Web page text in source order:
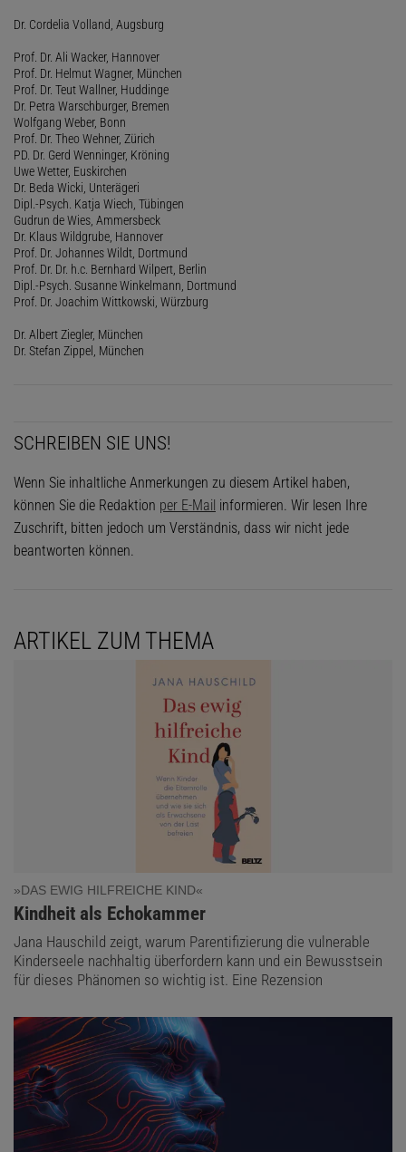
Dr. Cordelia Volland, Augsburg
Prof. Dr. Ali Wacker, Hannover
Prof. Dr. Helmut Wagner, München
Prof. Dr. Teut Wallner, Huddinge
Dr. Petra Warschburger, Bremen
Wolfgang Weber, Bonn
Prof. Dr. Theo Wehner, Zürich
PD. Dr. Gerd Wenninger, Kröning
Uwe Wetter, Euskirchen
Dr. Beda Wicki, Unterägeri
Dipl.-Psych. Katja Wiech, Tübingen
Gudrun de Wies, Ammersbeck
Dr. Klaus Wildgrube, Hannover
Prof. Dr. Johannes Wildt, Dortmund
Prof. Dr. Dr. h.c. Bernhard Wilpert, Berlin
Dipl.-Psych. Susanne Winkelmann, Dortmund
Prof. Dr. Joachim Wittkowski, Würzburg
Dr. Albert Ziegler, München
Dr. Stefan Zippel, München
SCHREIBEN SIE UNS!
Wenn Sie inhaltliche Anmerkungen zu diesem Artikel haben,
können Sie die Redaktion per E-Mail informieren. Wir lesen Ihre
Zuschrift, bitten jedoch um Verständnis, dass wir nicht jede
beantworten können.
ARTIKEL ZUM THEMA
»DAS EWIG HILFREICHE KIND«
:
Kindheit als Echokammer
Jana Hauschild zeigt, warum Parentifizierung die vulnerable
Kinderseele nachhaltig überfordern kann und ein Bewusstsein
für dieses Phänomen so wichtig ist. Eine Rezension